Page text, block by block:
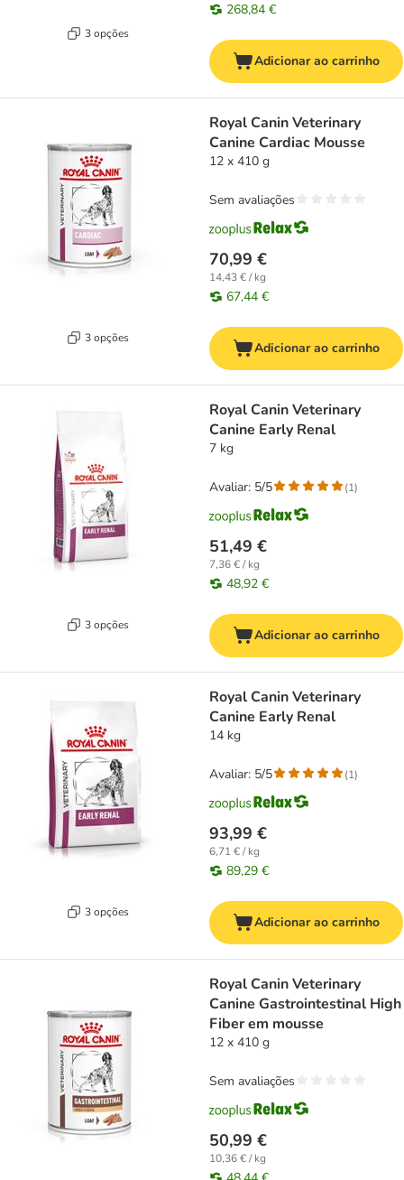
3 opções
268,84 €
Adicionar ao carrinho
3 opções
Royal Canin Veterinary
Canine Cardiac Mousse
12 x 410 g
70,99 €
14,43 € / kg
67,44 €
Sem avaliações
Adicionar ao carrinho
3 opções
Royal Canin Veterinary
Canine Early Renal
7 kg
51,49 €
7,36 € / kg
48,92 €
Avaliar: 5/5 (1)
Adicionar ao carrinho
3 opções
Royal Canin Veterinary
Canine Early Renal
14 kg
93,99 €
6,71 € / kg
89,29 €
Avaliar: 5/5 (1)
Adicionar ao carrinho
Royal Canin Veterinary
Canine Gastrointestinal High
Fiber em mousse
12 x 410 g
50,99 €
10,36 € / kg
Sem avaliações